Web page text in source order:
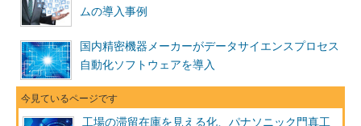
ムの導入事例
国内精密機器メーカーがデータサイエンスプロセス
自動化ソフトウェアを導入
工場の滞留在庫を見える化、パナソニック門真工